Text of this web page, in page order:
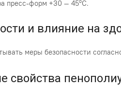
пресс-форм +30 — 45 С.
и влияние на
меры безопасности
свойства